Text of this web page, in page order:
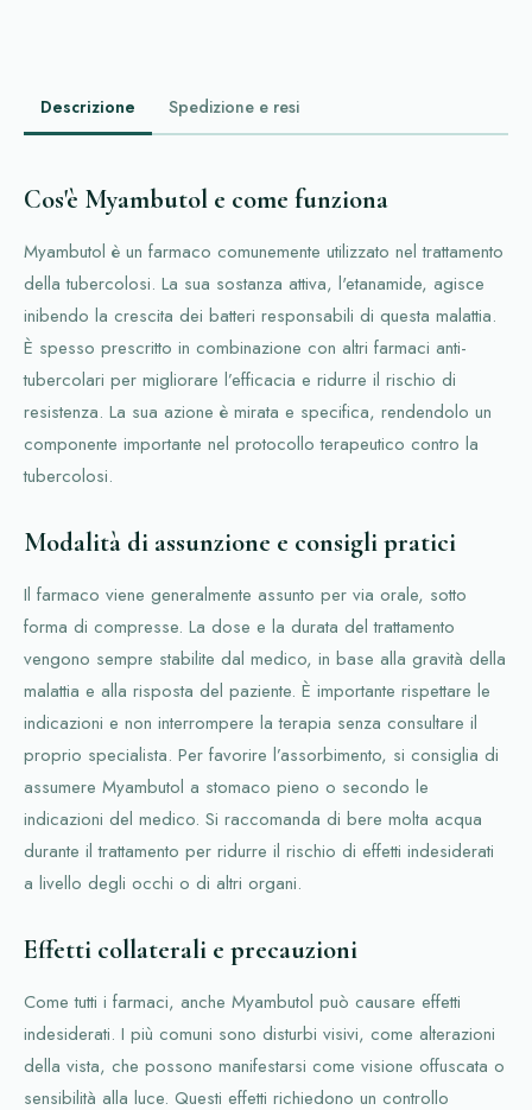
Descrizione Spedizione e resi
Cos'è Myambutol e come funziona
Myambutol è un farmaco comunemente utilizzato nel trattamento
della tubercolosi. La sua sostanza attiva, l'etanamide, agisce
inibendo la crescita dei batteri responsabili di questa malattia.
È spesso prescritto in combinazione con altri farmaci anti-
tubercolari per migliorare l’efficacia e ridurre il rischio di
resistenza. La sua azione è mirata e specifica, rendendolo un
componente importante nel protocollo terapeutico contro la
tubercolosi.
Modalità di assunzione e consigli pratici
Il farmaco viene generalmente assunto per via orale, sotto
forma di compresse. La dose e la durata del trattamento
vengono sempre stabilite dal medico, in base alla gravità della
malattia e alla risposta del paziente. È importante rispettare le
indicazioni e non interrompere la terapia senza consultare il
proprio specialista. Per favorire l’assorbimento, si consiglia di
assumere Myambutol a stomaco pieno o secondo le
indicazioni del medico. Si raccomanda di bere molta acqua
durante il trattamento per ridurre il rischio di effetti indesiderati
a livello degli occhi o di altri organi.
Effetti collaterali e precauzioni
Come tutti i farmaci, anche Myambutol può causare effetti
indesiderati. I più comuni sono disturbi visivi, come alterazioni
della vista, che possono manifestarsi come visione offuscata o
sensibilità alla luce. Questi effetti richiedono un controllo